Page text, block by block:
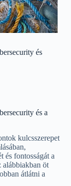
és
és a
kulcsszerepet
és fontosságát a
alábbiakban öt
átlátni a